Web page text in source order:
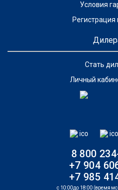
Условия
Регистрация
Стать
Личный
8 800
+7 904
+7 985
с 10:00 до 18:00 (время